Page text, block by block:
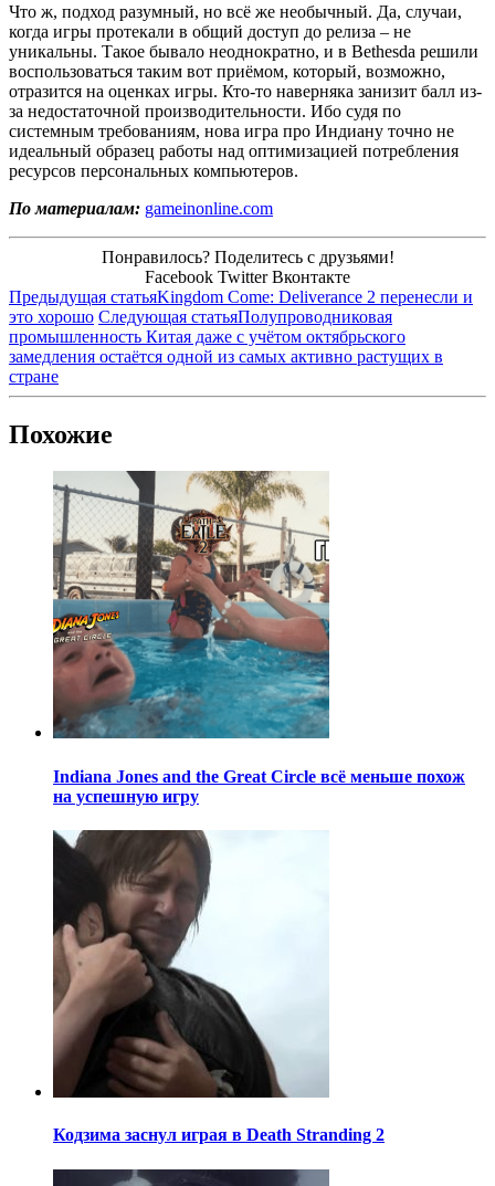
Что ж, подход разумный, но всё же необычный. Да, случаи,
когда игры протекали в общий доступ до релиза – не
уникальны. Такое бывало неоднократно, и в Bethesda решили
воспользоваться таким вот приёмом, который, возможно,
отразится на оценках игры. Кто-то наверняка занизит балл из-
за недостаточной производительности. Ибо судя по
системным требованиям, нова игра про Индиану точно не
идеальный образец работы над оптимизацией потребления
ресурсов персональных компьютеров.
По материалам: gameinonline.com
Понравилось? Поделитесь с друзьями!
Facebook Twitter Вконтакте
Предыдущая статьяKingdom Come: Deliverance 2 перенесли и
это хорошо Следующая статьяПолупроводниковая
промышленность Китая даже с учётом октябрьского
замедления остаётся одной из самых активно растущих в
стране
Похожие
Indiana Jones and the Great Circle всё меньше похож
на успешную игру
Кодзима заснул играя в Death Stranding 2